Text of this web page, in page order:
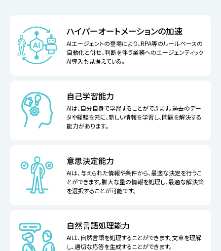
ハイパーオートメーションの加速
AIエージェントの登場により、RPA等のルールベースの
自動化と併せ、判断を伴う業務へのエージェンティック
AI導入も見据えている。
自己学習能力
AIは、自分自身で学習することができます。過去のデー
タや経験を元に、新しい情報を学習し、問題を解決する
能力があります。
意思決定能力
AIは、与えられた情報や条件から、最適な決定を行うこ
とができます。膨大な量の情報を処理し、最適な解決策
を選択することが可能です。
自然言語処理能力
AIは、自然言語を処理することができます。文章を理解
し、適切な応答を生成することができます。